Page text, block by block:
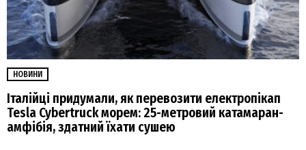
НОВИНИ
Італійці придумали, як перевозити електропікап
Tesla Cybertruck морем: 25-метровий катамаран-
амфібія, здатний їхати сушею